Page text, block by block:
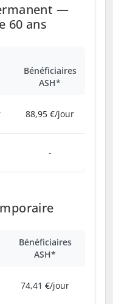
—
60 ans
Bénéficiaires
ASH*
88,95 €/jour
-
Bénéficiaires
ASH*
74,41 €/jour